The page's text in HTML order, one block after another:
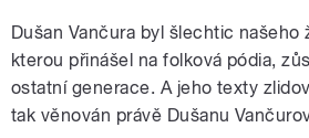
Dušan Vančura byl šlechtic našeho
kterou přinášel na folková pódia,
ostatní generace. A jeho texty
tak věnován právě Dušanu